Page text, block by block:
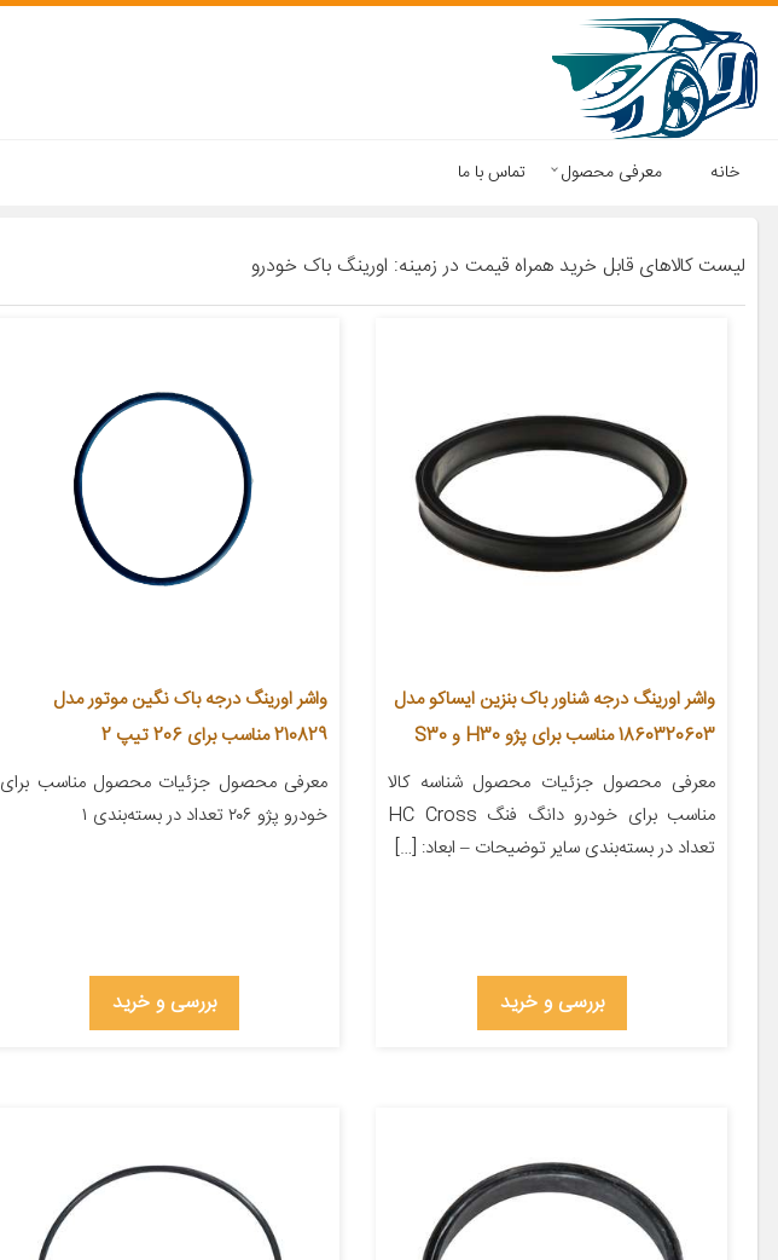
خانه معرفی محصول تماس با ما
لیست کالاهای قابل خرید همراه قیمت در زمینه: اورینگ باک خودرو
واشر اورینگ درجه شناور باک بنزین ایساکو مدل
1860320603 مناسب برای پژو H30 و S30
معرفی محصول جزئیات محصول شناسه کالا
مناسب برای خودرو دانگ فنگ HC Cross
تعداد در بسته‌بندی سایر توضیحات – ابعاد: […]
بررسی و خرید
واشر اورینگ درجه باک نگین موتور مدل
210829 مناسب برای 206 تیپ 2
معرفی محصول جزئیات محصول مناسب برای
خودرو پژو ۲۰۶ تعداد در بسته‌بندی ۱
بررسی و خرید